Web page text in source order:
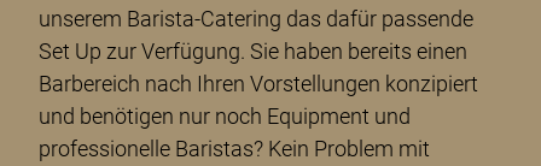
unserem Barista-Catering das dafür passende
Set Up zur Verfügung. Sie haben bereits einen
Barbereich nach Ihren Vorstellungen konzipiert
und benötigen nur noch Equipment und
professionelle Baristas? Kein Problem mit